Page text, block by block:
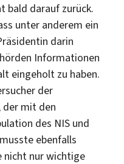
bald darauf zurück.
unter anderem ein
darin
Informationen
eingeholt zu haben.
der
der mit den
des NIS und
ebenfalls
nicht nur wichtige